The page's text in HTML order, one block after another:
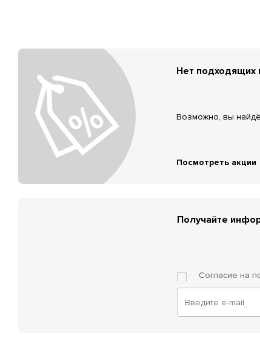
Нет подходящих
Возможно, вы
Посмотреть акции
Получайте
Согласие на